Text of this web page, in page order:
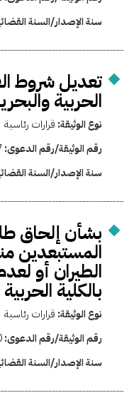
سنة الإصدار/السنة
تعديل شروط
الحربية
نوع الوثيقة: قرارات رئاسية
رقم الوثيقة/رقم الدعوى:
سنة الإصدار/السنة
بشأن إلحاق
المستبعدين
الطيران أو
بالكلية الحربية
نوع الوثيقة: قرارات رئاسية
رقم الوثيقة/رقم الدعوى:
سنة الإصدار/السنة